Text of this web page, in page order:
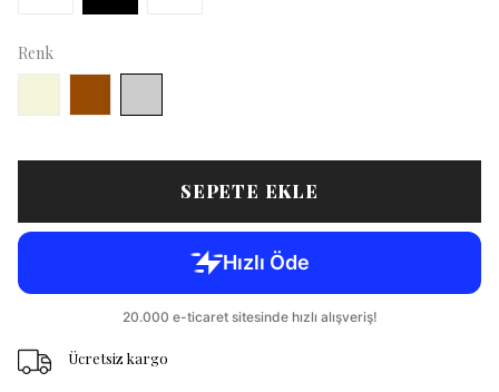
Renk
SEPETE EKLE
Ücretsiz kargo